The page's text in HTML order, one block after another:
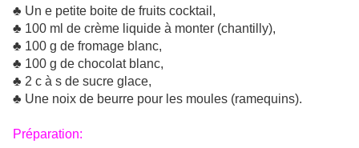
♣ Un e petite boite de fruits cocktail,
♣ 100 ml de crème liquide à monter (chantilly),
♣ 100 g de fromage blanc,
♣ 100 g de chocolat blanc,
♣ 2 c à s de sucre glace,
♣ Une noix de beurre pour les moules (ramequins).
Préparation: